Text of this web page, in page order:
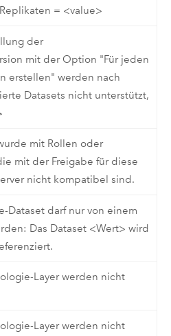
= <value>
der
mit der Option "Für jeden
erstellen" werden nach
Datasets nicht unterstützt,
mit Rollen oder
mit der Freigabe für diese
nicht kompatibel sind.
Dataset darf nur von einem
Das Dataset <Wert> wird
Layer werden nicht
Layer werden nicht